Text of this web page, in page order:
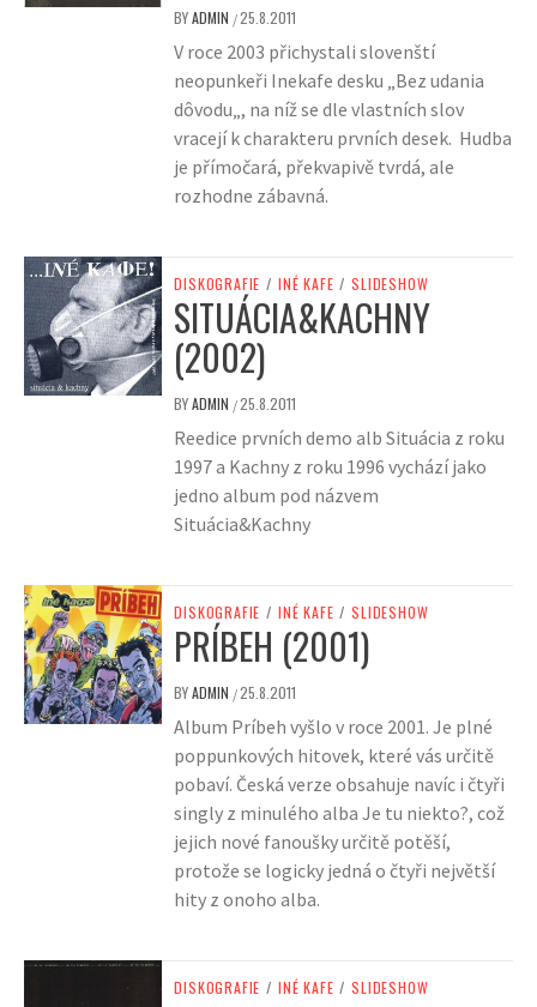
BYADMIN /25.8.2011
V roce 2003 přichystali slovenští
neopunkeři Inekafe desku „Bez udania
dôvodu„, na níž se dle vlastních slov
vracejí k charakteru prvních desek. Hudba
je přímočará, překvapivě tvrdá, ale
rozhodne zábavná.
DISKOGRAFIE / INÉ KAFE / SLIDESHOW
SITUÁCIA&KACHNY
(2002)
BYADMIN /25.8.2011
Reedice prvních demo alb Situácia z roku
1997 a Kachny z roku 1996 vychází jako
jedno album pod názvem
Situácia&Kachny
DISKOGRAFIE / INÉ KAFE / SLIDESHOW
PRÍBEH (2001)
BYADMIN /25.8.2011
Album Príbeh vyšlo v roce 2001. Je plné
poppunkových hitovek, které vás určitě
pobaví. Česká verze obsahuje navíc i čtyři
singly z minulého alba Je tu niekto?, což
jejich nové fanoušky určitě potěší,
protože se logicky jedná o čtyři největší
hity z onoho alba.
DISKOGRAFIE / INÉ KAFE / SLIDESHOW